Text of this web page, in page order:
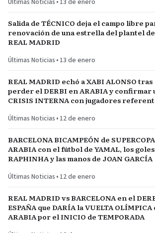
Últimas Noticias • 13 de enero
Salida de TÉCNICO deja el campo libre
renovación de una estrella del plantel de
REAL MADRID
Últimas Noticias • 13 de enero
REAL MADRID echó a XABI ALONSO tras
perder el DERBI en ARABIA y confirmar
CRISIS INTERNA con jugadores
Últimas Noticias • 12 de enero
BARCELONA BICAMPEÓN de
ARABIA con el fútbol de YAMAL, los
RAPHINHA y las manos de JOAN GARCÍA
Últimas Noticias • 12 de enero
REAL MADRID vs BARCELONA en el
ESPAÑA que DARÍA la VUELTA OLÍMPICA
ARABIA por el INICIO de TEMPORADA